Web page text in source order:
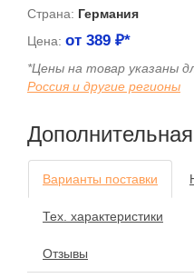
Страна: Германия
Цена: от 389 ₽*
*Цены на товар указаны
Россия и другие регионы
Варианты поставки
Тех. характеристики
Отзывы